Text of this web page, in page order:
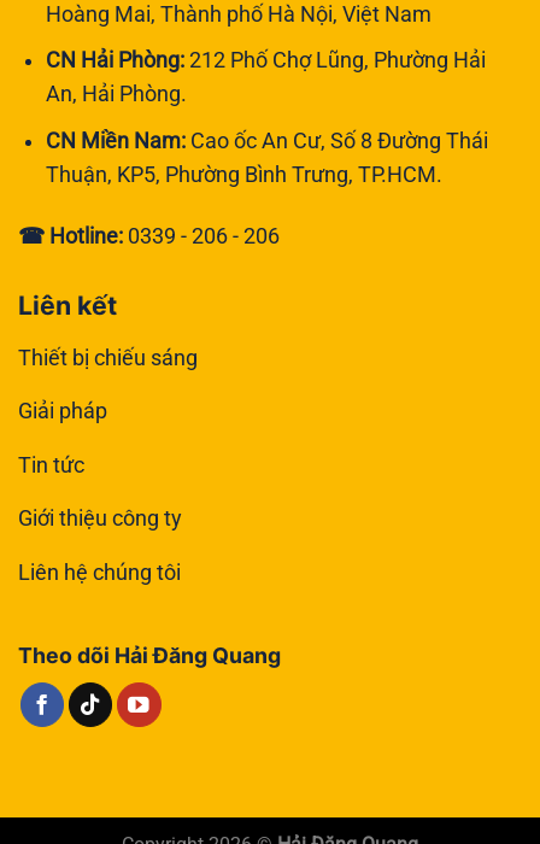
Hoàng Mai, Thành phố Hà Nội, Việt Nam
CN Hải Phòng: 212 Phố Chợ Lũng, Phường Hải
An, Hải Phòng.
CN Miền Nam: Cao ốc An Cư, Số 8 Đường Thái
Thuận, KP5, Phường Bình Trưng, TP.HCM.
☎ Hotline: 0339 - 206 - 206
Liên kết
Thiết bị chiếu sáng
Giải pháp
Tin tức
Giới thiệu công ty
Liên hệ chúng tôi
Theo dõi Hải Đăng Quang